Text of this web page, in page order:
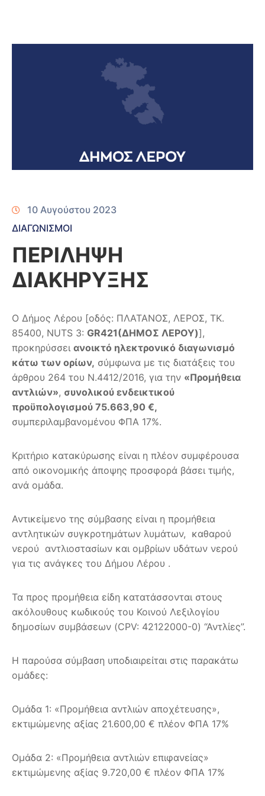
10 Αυγούστου 2023
ΔΙΑΓΩΝΙΣΜΟΙ
ΠΕΡΙΛΗΨΗ
ΔΙΑΚΗΡΥΞΗΣ
Ο Δήμος Λέρου [οδός: ΠΛΑΤΑΝΟΣ, ΛΕΡΟΣ, ΤΚ.
85400, NUTS 3: GR421(ΔΗΜΟΣ ΛΕΡΟΥ)],
προκηρύσσει ανοικτό ηλεκτρονικό διαγωνισμό
κάτω των ορίων, σύμφωνα με τις διατάξεις του
άρθρου 264 του Ν.4412/2016, για την «Προμήθεια
αντλιών», συνολικού ενδεικτικού
προϋπολογισμού 75.663,90 €,
συμπεριλαμβανομένου ΦΠΑ 17%.
Κριτήριο κατακύρωσης είναι η πλέον συμφέρουσα
από οικονομικής άποψης προσφορά βάσει τιμής,
ανά ομάδα.
Αντικείμενο της σύμβασης είναι η προμήθεια
αντλητικών συγκροτημάτων λυμάτων, καθαρού
νερού αντλιοστασίων και ομβρίων υδάτων νερού
για τις ανάγκες του Δήμου Λέρου .
Τα προς προμήθεια είδη κατατάσσονται στους
ακόλουθους κωδικούς του Κοινού Λεξιλογίου
δημοσίων συμβάσεων (CPV: 42122000-0) “Αντλίες”.
Η παρούσα σύμβαση υποδιαιρείται στις παρακάτω
ομάδες:
Ομάδα 1: «Προμήθεια αντλιών αποχέτευσης»,
εκτιμώμενης αξίας 21.600,00 € πλέον ΦΠΑ 17%
Ομάδα 2: «Προμήθεια αντλιών επιφανείας»
εκτιμώμενης αξίας 9.720,00 € πλέον ΦΠΑ 17%